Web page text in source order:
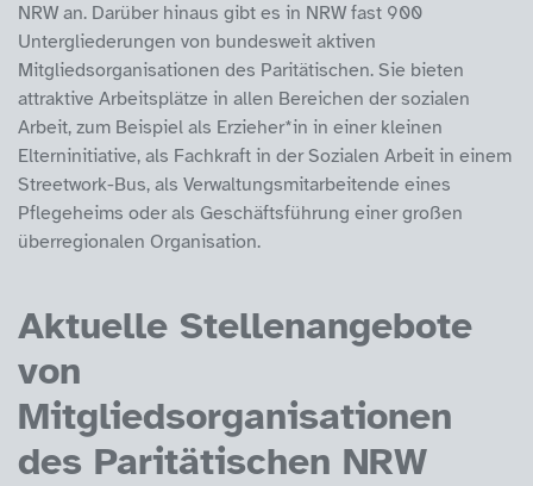
NRW an. Darüber hinaus gibt es in NRW fast 900
Untergliederungen von bundesweit aktiven
Mitgliedsorganisationen des Paritätischen. Sie bieten
attraktive Arbeitsplätze in allen Bereichen der sozialen
Arbeit, zum Beispiel als Erzieher*in in einer kleinen
Elterninitiative, als Fachkraft in der Sozialen Arbeit in einem
Streetwork-Bus, als Verwaltungsmitarbeitende eines
Pflegeheims oder als Geschäftsführung einer großen
überregionalen Organisation.
Aktuelle Stellenangebote
von
Mitgliedsorganisationen
des Paritätischen NRW